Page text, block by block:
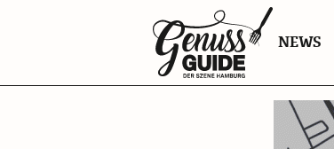
Zurück
zur
Startseite
NEWS